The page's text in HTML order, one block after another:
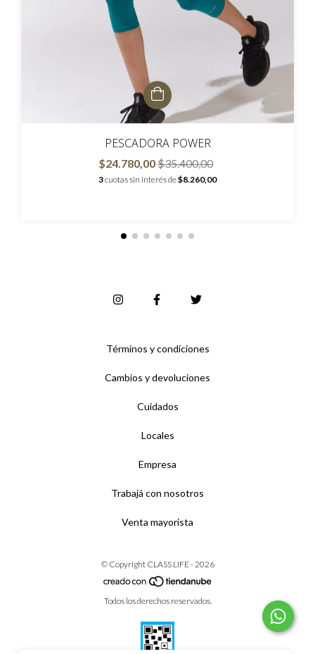
PESCADORA POWER
$24.780,00$35.400,00
3cuotas sin interés de$8.260,00
Términos y condiciones
Cambios y devoluciones
Cuidados
Locales
Empresa
Trabajá con nosotros
Venta mayorista
© Copyright CLASS LIFE - 2026
Todos los derechos reservados.